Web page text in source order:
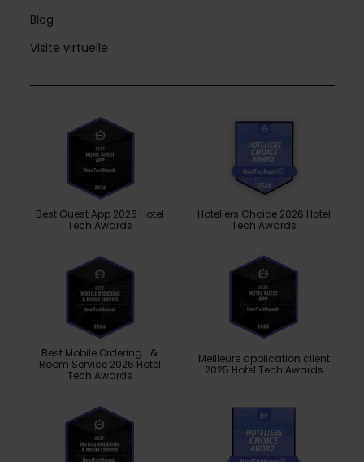
Blog
Visite virtuelle
Best Guest App 2026 Hotel
Tech Awards
Hoteliers Choice 2026 Hotel
Tech Awards
Best Mobile Ordering &
Room Service 2026 Hotel
Tech Awards
Meilleure application client
2025 Hotel Tech Awards